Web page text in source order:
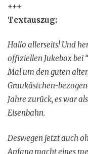
+++
Textauszug:
Hallo allerseits! Und
offiziellen Jukebox bei
Mal um den guten
Graukästchen-
Jahre zurück, es war
Eisenbahn.
Deswegen jetzt auch
Anfang macht eines